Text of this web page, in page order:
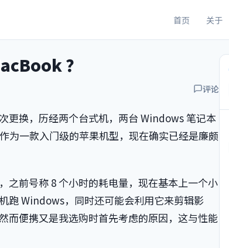
首页 关于
？
评论
更换，历经两个台式机，两台 Windows 笔记本
为一款入门级的苹果机型，现在确实已经是廉颇
之前号称 8 个小时的耗电量，现在基本上一个小
跑 Windows，同时还可能会利用它来剪辑影
而便携又是我选购时首先考虑的原因，这与性能